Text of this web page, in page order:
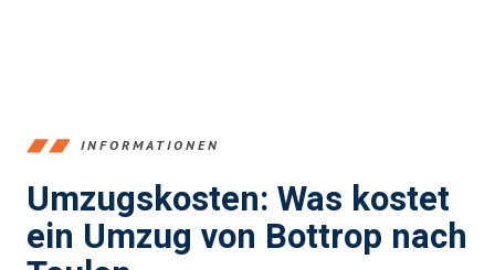
INFORMATIONEN
Umzugskosten: Was kostet
ein Umzug von Bottrop nach